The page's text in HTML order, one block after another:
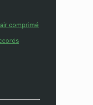
comprimé